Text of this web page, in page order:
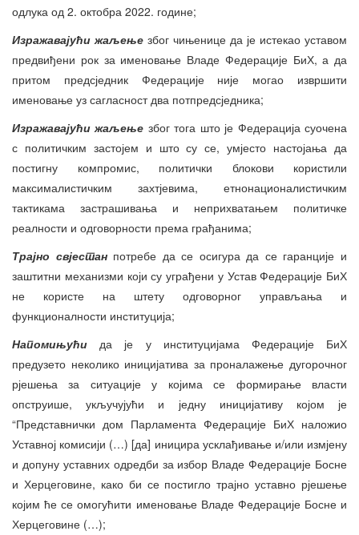
одлука од 2. октобра 2022. године;
Изражавајући жаљење због чињенице да је истекао уставом
предвиђени рок за именовање Владе Федерације БиХ, а да
притом предсједник Федерације није могао извршити
именовање уз сагласност два потпредсједника;
Изражавајући жаљење због тога што је Федерација суочена
с политичким застојем и што су се, умјесто настојања да
постигну компромис, политички блокови користили
максималистичким захтјевима, етнонационалистичким
тактикама застрашивања и неприхватањем политичке
реалности и одговорности према грађанима;
Трајно свјестанпотребе да се осигура да се гаранције и
заштитни механизми који су уграђени у Устав Федерације БиХ
не користе на штету одговорног управљања и
функционалности институција;
Напомињући да је у институцијама Федерације БиХ
предузето неколико иницијатива за проналажење дугорочног
рјешења за ситуације у којима се формирање власти
опструише, укључујући и једну иницијативу којом је
“Представнички дом Парламента Федерације БиХ наложио
Уставној комисији (…) [да] иницира усклађивање и/или измјену
и допуну уставних одредби за избор Владе Федерације Босне
и Херцеговине, како би се постигло трајно уставно рјешење
којим ће се омогућити именовање Владе Федерације Босне и
Херцеговине (…);